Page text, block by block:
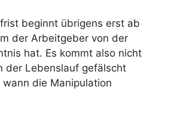
beginnt übrigens erst ab
der Arbeitgeber von der
hat. Es kommt also nicht
der Lebenslauf gefälscht
die Manipulation